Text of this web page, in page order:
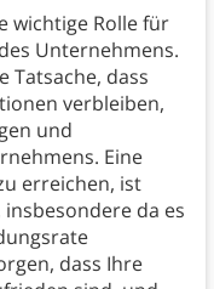
wichtige Rolle für
Unternehmens.
Tatsache, dass
verbleiben,
und
Eine
erreichen, ist
da es
dass Ihre